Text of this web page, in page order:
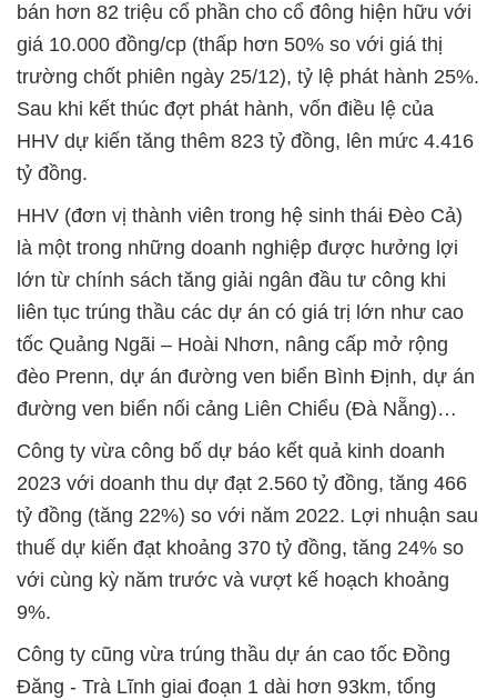
bán hơn 82 triệu cổ phần cho cổ đông hiện hữu với
giá 10.000 đồng/cp (thấp hơn 50% so với giá thị
trường chốt phiên ngày 25/12), tỷ lệ phát hành 25%.
Sau khi kết thúc đợt phát hành, vốn điều lệ của
HHV dự kiến tăng thêm 823 tỷ đồng, lên mức 4.416
tỷ đồng.
HHV (đơn vị thành viên trong hệ sinh thái Đèo Cả)
là một trong những doanh nghiệp được hưởng lợi
lớn từ chính sách tăng giải ngân đầu tư công khi
liên tục trúng thầu các dự án có giá trị lớn như cao
tốc Quảng Ngãi – Hoài Nhơn, nâng cấp mở rộng
đèo Prenn, dự án đường ven biển Bình Định, dự án
đường ven biển nối cảng Liên Chiểu (Đà Nẵng)…
Công ty vừa công bố dự báo kết quả kinh doanh
2023 với doanh thu dự đạt 2.560 tỷ đồng, tăng 466
tỷ đồng (tăng 22%) so với năm 2022. Lợi nhuận sau
thuế dự kiến đạt khoảng 370 tỷ đồng, tăng 24% so
với cùng kỳ năm trước và vượt kế hoạch khoảng
9%.
Công ty cũng vừa trúng thầu dự án cao tốc Đồng
Đăng - Trà Lĩnh giai đoạn 1 dài hơn 93km, tổng